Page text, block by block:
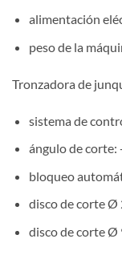
alimentación
peso de la
Tronzadora de
sistema de
ángulo de corte:
bloqueo
disco de corte Ø
disco de corte Ø